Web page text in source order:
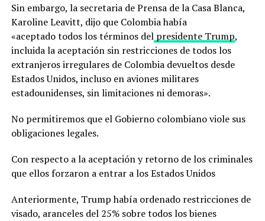
Sin embargo, la secretaria de Prensa de la Casa Blanca,
Karoline Leavitt, dijo que Colombia había
«aceptado todos los términos delpresidente Trump,
incluida la aceptación sin restricciones de todos los
extranjeros irregulares de Colombia devueltos desde
Estados Unidos, incluso en aviones militares
estadounidenses, sin limitaciones ni demoras».
No permitiremos que el Gobierno colombiano viole sus
obligaciones legales.
Con respecto a la aceptación y retorno de los criminales
que ellos forzaron a entrar a los Estados Unidos
Anteriormente, Trump había ordenado restricciones de
visado, aranceles del 25% sobre todos los bienes